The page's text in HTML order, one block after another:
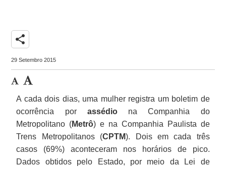
share
29 Setembro 2015
A cada dois dias, uma mulher registra um boletim de
ocorrência por assédiona Companhia do
Metropolitano (Metrô) e na Companhia Paulista de
Trens Metropolitanos (CPTM). Dois em cada três
casos (69%) aconteceram nos horários de pico.
Dados obtidos pelo Estado, por meio da Lei de